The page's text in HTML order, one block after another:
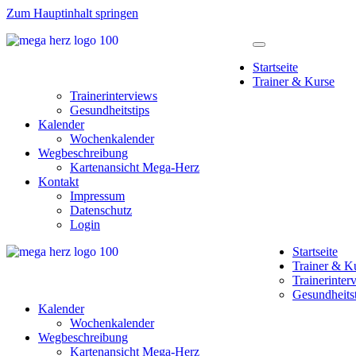
Zum Hauptinhalt springen
Startseite
Trainer & Kurse
Trainerinterviews
Gesundheitstips
Kalender
Wochenkalender
Wegbeschreibung
Kartenansicht Mega-Herz
Kontakt
Impressum
Datenschutz
Login
Startseite
Trainer &
Kalender
Wochenkalender
Wegbeschreibung
Kartenansicht Mega-Herz